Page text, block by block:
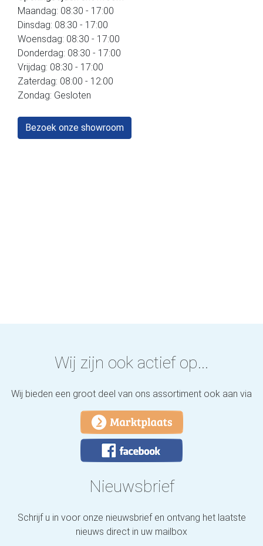
Maandag: 08:30 - 17:00
Dinsdag: 08:30 - 17:00
Woensdag: 08:30 - 17:00
Donderdag: 08:30 - 17:00
Vrijdag: 08:30 - 17:00
Zaterdag: 08:00 - 12:00
Zondag: Gesloten
Bezoek onze showroom
Wij zijn ook actief op...
Wij bieden een groot deel van ons assortiment ook aan via
Nieuwsbrief
Schrijf u in voor onze nieuwsbrief en ontvang het laatste
nieuws direct in uw mailbox